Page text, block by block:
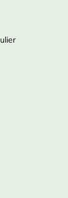
in voorjaar uit.
en